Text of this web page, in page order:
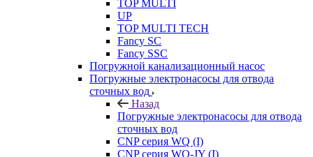
TOP MULTI
UP
TOP MULTI TECH
Fancy SC
Fancy SSC
Погружной канализационный насос
Погружные электронасосы для отвода
сточных вод
Назад
Погружные электронасосы для отвода
сточных вод
CNP серия WQ (I)
CNP серия WQ-JY (I)